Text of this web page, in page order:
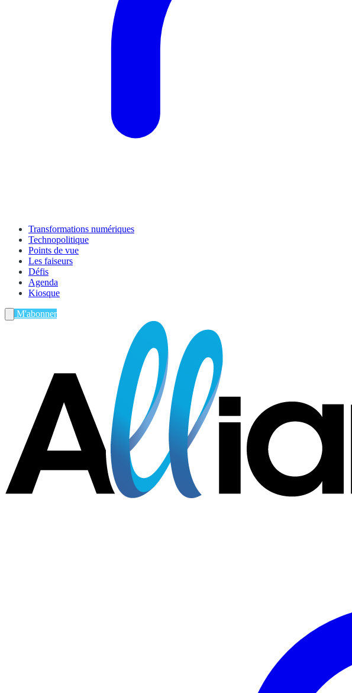
Transformations numériques
Technopolitique
Points de vue
Les faiseurs
Défis
Agenda
Kiosque
M'abonner